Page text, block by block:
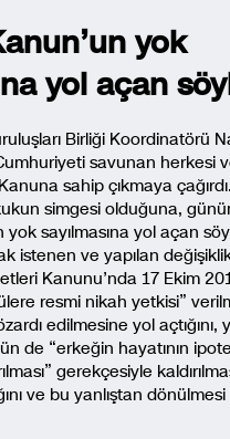
yok
yol açan
Birliği Koordinatörü
savunan herkesi
sahip çıkmaya
simgesi olduğuna,
yok sayılmasına yol açan
istenen ve yapılan
Kanunu’nda 17 Ekim
resmi nikah yetkisi”
edilmesine yol açtığını,
de “erkeğin hayatının
gerekçesiyle
ve bu yanlıştan